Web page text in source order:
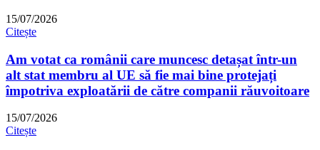
15/07/2026
Citește
Am votat ca românii care muncesc detașat într-un
alt stat membru al UE să fie mai bine protejați
împotriva exploatării de către companii răuvoitoare
15/07/2026
Citește